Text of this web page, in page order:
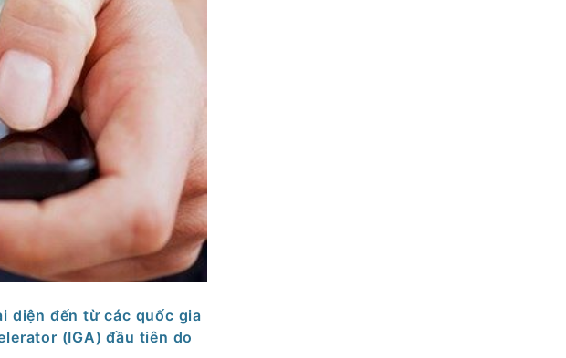
diện đến từ các quốc gia
(IGA) đầu tiên do